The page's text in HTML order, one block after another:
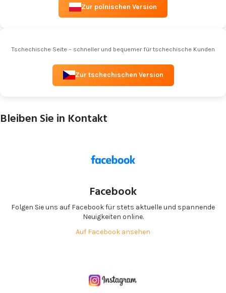
Zur polnischen Version
Tschechische Seite – schneller und bequemer für tschechische Kunden
Zur tschechischen Version
Bleiben Sie in Kontakt
Facebook
Folgen Sie uns auf Facebook für stets aktuelle und spannende
Neuigkeiten online.
Auf Facebook ansehen